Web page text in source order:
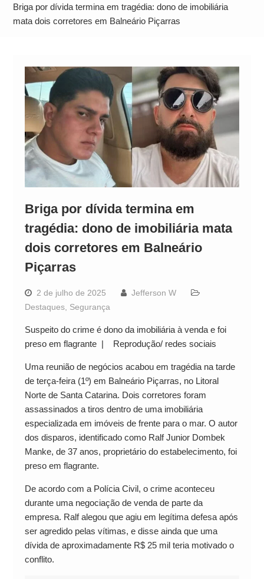
Alto
Briga por dívida termina em tragédia: dono de imobiliária
mata dois corretores em Balneário Piçarras
Briga por dívida termina em
tragédia: dono de imobiliária mata
dois corretores em Balneário
Piçarras
2 de julho de 2025
Jefferson W
Destaques, Segurança
Suspeito do crime é dono da imobiliária à venda e foi
preso em flagrante | Reprodução/ redes sociais
Uma reunião de negócios acabou em tragédia na tarde
de terça-feira (1º) em Balneário Piçarras, no Litoral
Norte de Santa Catarina. Dois corretores foram
assassinados a tiros dentro de uma imobiliária
especializada em imóveis de frente para o mar. O autor
dos disparos, identificado como Ralf Junior Dombek
Manke, de 37 anos, proprietário do estabelecimento, foi
preso em flagrante.
De acordo com a Polícia Civil, o crime aconteceu
durante uma negociação de venda de parte da
empresa. Ralf alegou que agiu em legítima defesa após
ser agredido pelas vítimas, e disse ainda que uma
dívida de aproximadamente R$ 25 mil teria motivado o
conflito.